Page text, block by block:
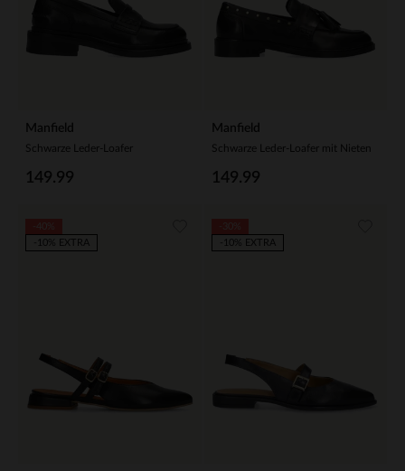
Manfield
Schwarze Leder-Loafer
149.99
Manfield
Schwarze Leder-Loafer mit Nieten
149.99
-10% EXTRA
-10% EXTRA